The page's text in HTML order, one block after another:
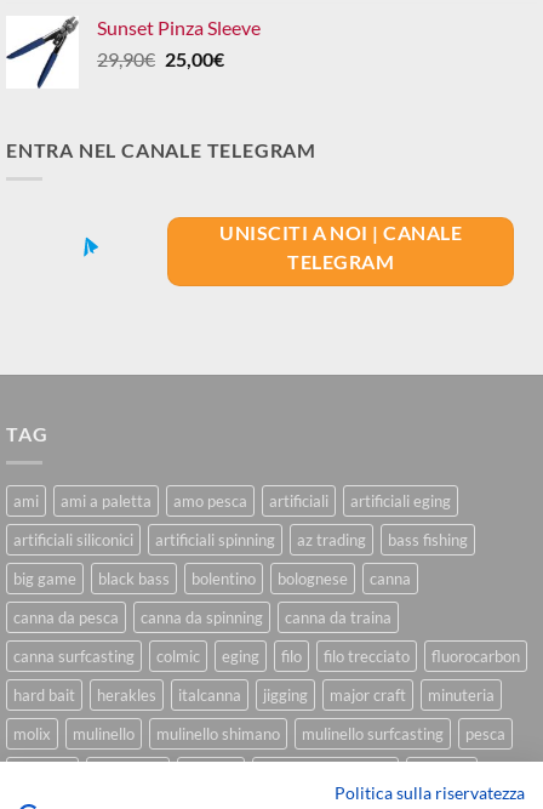
Sunset Pinza Sleeve
29,90€ Il
29,90€.
25,00€Il
25,00€.
ENTRA NEL CANALE TELEGRAM
UNISCITI A NOI | CANALE
TELEGRAM
TAG
ami ami a paletta amo pesca artificiali
artificiali eging
artificiali siliconici
artificiali spinning az trading
bass fishing
big game
black bass bolentino bolognese
canna
canna da pesca
canna da spinning
canna da traina
canna surfcasting
colmic eging filo filo trecciato
fluorocarbon
hard bait
herakles italcanna jigging major craft
minuteria
molix
mulinello mulinello shimano mulinello surfcasting
pesca
Politica sulla riservatezza